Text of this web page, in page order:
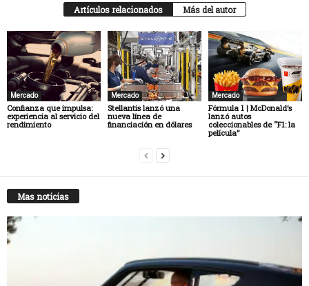
Artículos relacionados Más del autor
Mercado
Confianza que impulsa:
experiencia al servicio del
rendimiento
Mercado
Stellantis lanzó una
nueva línea de
financiación en dólares
Mercado
Fórmula 1 | McDonald’s
lanzó autos
coleccionables de “F1: la
película”
Mas noticias